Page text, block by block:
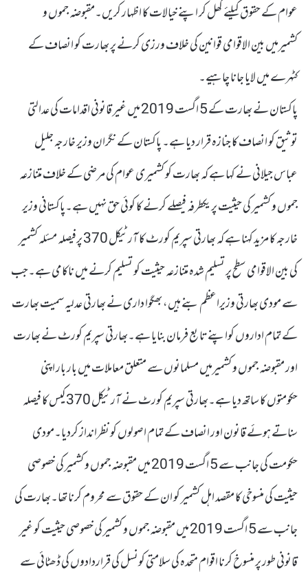
عوام کے حقوق کیلئے کھل کر اپنے خیالات کا اظہار کریں۔مقبوضہ جموں و
کشمیرمیں بین الاقوامی قوانین کی خلاف ورزی کرنے پر بھارت کو انصاف کے
کٹہرے میں لایا جانا چاہیے۔
پاکستان نے بھارت کے 5 اگست 2019 میں غیر قانونی اقدامات کی عدالتی
توثیق کو انصاف کا جنازہ قرار دیا ہے۔ پاکستان کے نگران وزیر خارجہ جلیل
عباس جیلانی نے کہا ہے کہ بھارت کو کشمیری عوام کی مرضی کے خلاف متنازعہ
جموں و کشمیر کی حیثیت پر یکطرفہ فیصلے کرنے کا کوئی حق نہیں ہے۔پاکستانی وزیر
خارجہ کا مزید کہنا ہے کہ بھارتی سپریم کورٹ کا آرٹیکل 370 پرفیصلہ مسئلہ کشمیر
کی بین الاقوامی سطح پر تسلیم شدہ متنازعہ حیثیت کو تسلیم کرنے میں ناکامی ہے۔جب
سے مودی بھارتی وزیراعظم بنے ہیں، بھگوا داری نے بھارتی عدلیہ سمیت بھارت
کے تمام اداروں کواپنے تابع فرمان بنایا ہے۔بھارتی سپریم کورٹ نے بھارت
اور مقبوضہ جموں و کشمیرمیں مسلمانوں سے متعلق معاملات میں بار بار اپنی
حکومتوں کا ساتھ دیا ہے۔بھارتی سپریم کورٹ نے آرٹیکل 370 کیس کا فیصلہ
سناتے ہوئے قانون اور انصاف کے تمام اصولوں کو نظرانداز کردیا۔مودی
حکومت کی جانب سے 5 اگست 2019 میں مقبوضہ جموں و کشمیر کی خصوصی
حیثیت کی منسوخی کا مقصد اہل کشمیر کو ان کے حقوق سے محروم کرنا تھا۔بھارت کی
جانب سے 5 اگست 2019 میں مقبوضہ جموں و کشمیر کی خصوصی حیثیت کو غیر
قانونی طور پر منسوخ کرنا اقوام متحدہ کی سلامتی کونسل کی قراردادوں کی ڈھٹائی سے